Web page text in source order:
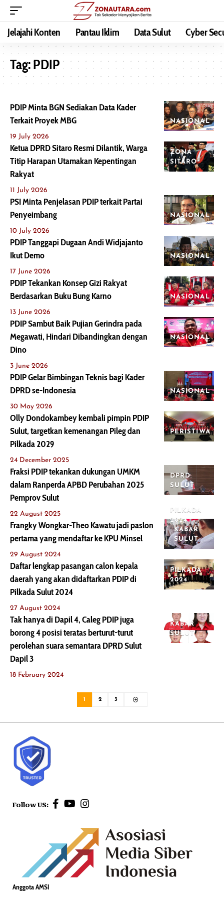
Jelajahi Konten Pantau Iklim Data Sulut Cyber
Tag:PDIP
NASIONAL
PDIP Minta BGN Sediakan Data Kader
Terkait Proyek MBG
19 July 2026
ZONA
SITARO
Ketua DPRD Sitaro Resmi Dilantik, Warga
Titip Harapan Utamakan Kepentingan
Rakyat
11 July 2026
NASIONAL
PSI Minta Penjelasan PDIP terkait Partai
Penyeimbang
10 July 2026
NASIONAL
PDIP Tanggapi Dugaan Andi Widjajanto
Ikut Demo
17 June 2026
NASIONAL
PDIP Tekankan Konsep Gizi Rakyat
Berdasarkan Buku Bung Karno
13 June 2026
NASIONAL
PDIP Sambut Baik Pujian Gerindra pada
Megawati, Hindari Dibandingkan dengan
Dino
3 June 2026
NASIONAL
PDIP Gelar Bimbingan Teknis bagi Kader
DPRD se-Indonesia
30 May 2026
PERISTIWA
Olly Dondokambey kembali pimpin PDIP
Sulut, targetkan kemenangan Pileg dan
Pilkada 2029
24 December 2025
DPRD
SULUT
Fraksi PDIP tekankan dukungan UMKM
dalam Ranperda APBD Perubahan 2025
Pemprov Sulut
22 August 2025
PILKADA
2024
KABAR
SULUT
Frangky Wongkar-Theo Kawatu jadi paslon
pertama yang mendaftar ke KPU Minsel
29 August 2024
PILKADA
2024
Daftar lengkap pasangan calon kepala
daerah yang akan didaftarkan PDIP di
Pilkada Sulut 2024
27 August 2024
KABAR
SULUT
Tak hanya di Dapil 4, Caleg PDIP juga
borong 4 posisi teratas berturut-turut
perolehan suara semantara DPRD Sulut
Dapil 3
18 February 2024
1 2 3
Follow US:
Anggota AMSI